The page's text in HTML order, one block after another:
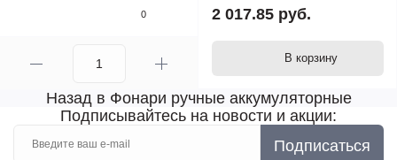
0 2 017.85 руб.
В корзину
Назад в Фонари ручные аккумуляторные
Подписывайтесь на новости и акции:
Подписаться